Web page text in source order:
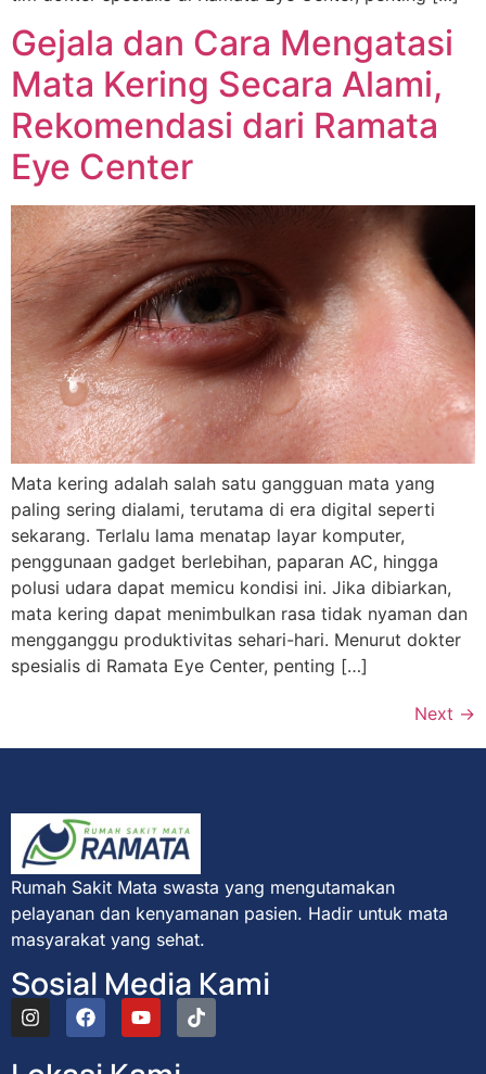
Gejala dan Cara Mengatasi
Mata Kering Secara Alami,
Rekomendasi dari Ramata
Eye Center
Mata kering adalah salah satu gangguan mata yang
paling sering dialami, terutama di era digital seperti
sekarang. Terlalu lama menatap layar komputer,
penggunaan gadget berlebihan, paparan AC, hingga
polusi udara dapat memicu kondisi ini. Jika dibiarkan,
mata kering dapat menimbulkan rasa tidak nyaman dan
mengganggu produktivitas sehari-hari. Menurut dokter
spesialis di Ramata Eye Center, penting […]
Next →
Rumah Sakit Mata swasta yang mengutamakan
pelayanan dan kenyamanan pasien. Hadir untuk mata
masyarakat yang sehat.
Sosial Media Kami